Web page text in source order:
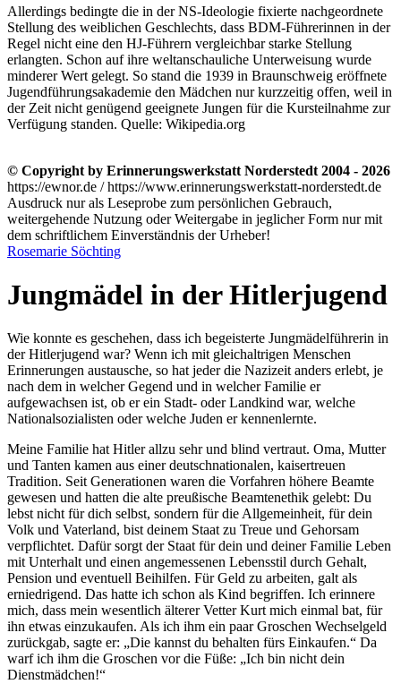
Allerdings bedingte die in der NS-Ideologie fixierte nachgeordnete
Stellung des weiblichen Geschlechts, dass BDM-Führerinnen in der
Regel nicht eine den HJ-Führern vergleichbar starke Stellung
erlangten. Schon auf ihre weltanschauliche Unterweisung wurde
minderer Wert gelegt. So stand die 1939 in Braunschweig eröffnete
Jugendführungsakademie den Mädchen nur kurzzeitig offen, weil in
der Zeit nicht genügend geeignete Jungen für die Kursteilnahme zur
Verfügung standen. Quelle: Wikipedia.org
© Copyright by Erinnerungswerkstatt Norderstedt 2004 - 2026
https://ewnor.de / https://www.erinnerungswerkstatt-norderstedt.de
Ausdruck nur als Leseprobe zum persönlichen Gebrauch,
weitergehende Nutzung oder Weitergabe in jeglicher Form nur mit
dem schriftlichem Einverständnis der Urheber!
Rosemarie Söchting
Jungmädel in der Hitlerjugend
Wie konnte es geschehen, dass ich begeisterte Jungmädelführerin in
der Hitlerjugend war? Wenn ich mit gleichaltrigen Menschen
Erinnerungen austausche, so hat jeder die Nazizeit anders erlebt, je
nach dem in welcher Gegend und in welcher Familie er
aufgewachsen ist, ob er ein Stadt- oder Landkind war, welche
Nationalsozialisten oder welche Juden er kennenlernte.
Meine Familie hat Hitler allzu sehr und blind vertraut. Oma, Mutter
und Tanten kamen aus einer deutschnationalen, kaisertreuen
Tradition. Seit Generationen waren die Vorfahren höhere Beamte
gewesen und hatten die alte preußische Beamtenethik gelebt: Du
lebst nicht für dich selbst, sondern für die Allgemeinheit, für dein
Volk und Vaterland, bist deinem Staat zu Treue und Gehorsam
verpflichtet. Dafür sorgt der Staat für dein und deiner Familie Leben
mit Unterhalt und einen angemessenen Lebensstil durch Gehalt,
Pension und eventuell Beihilfen. Für Geld zu arbeiten, galt als
erniedrigend. Das hatte ich schon als Kind begriffen. Ich erinnere
mich, dass mein wesentlich älterer Vetter Kurt mich einmal bat, für
ihn etwas einzukaufen. Als ich ihm ein paar Groschen Wechselgeld
zurückgab, sagte er:
Die kannst du behalten fürs Einkaufen.
Da
warf ich ihm die Groschen vor die Füße:
Ich bin nicht dein
Dienstmädchen!